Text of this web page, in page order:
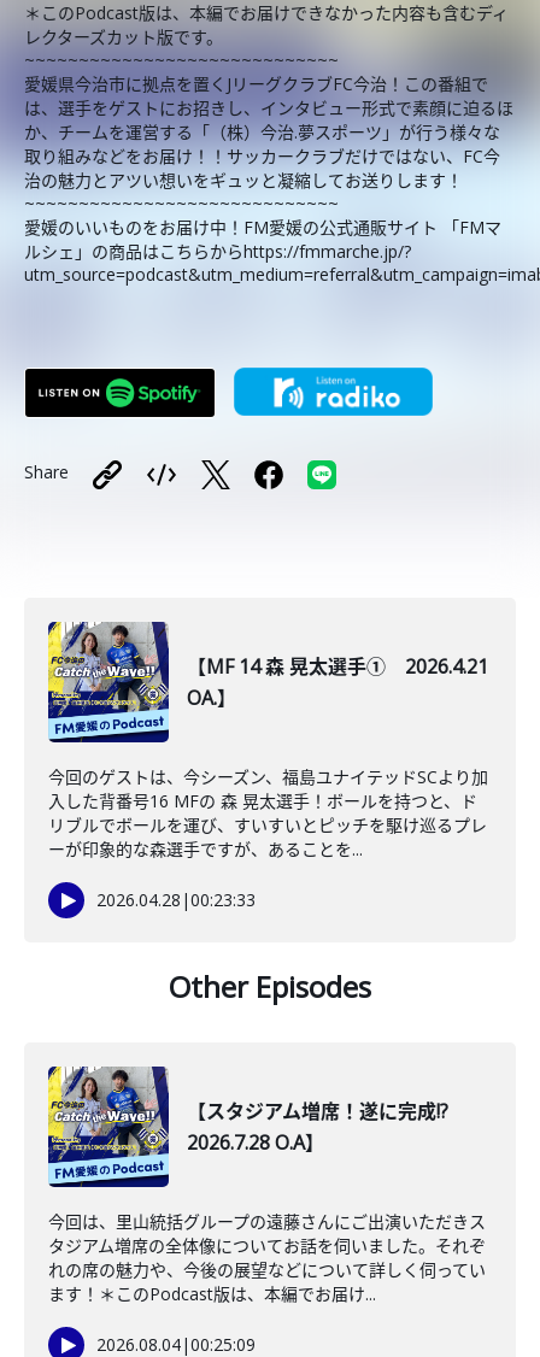
＊このPodcast版は、本編でお届けできなかった内容も含むディ
レクターズカット版です。
~~~~~~~~~~~~~~~~~~~~~~~~~~~~~
愛媛県今治市に拠点を置くJリーグクラブFC今治！この番組で
は、選手をゲストにお招きし、インタビュー形式で素顔に迫るほ
か、チームを運営する「（株）今治.夢スポーツ」が行う様々な
取り組みなどをお届け！！サッカークラブだけではない、FC今
治の魅力とアツい想いをギュッと凝縮してお送りします！
~~~~~~~~~~~~~~~~~~~~~~~~~~~~~
愛媛のいいものをお届け中！FM愛媛の公式通販サイト 「FMマ
ルシェ」の商品はこちらからhttps://fmmarche.jp/?
Share
【MF 14 森 晃太選手① 2026.4.21
OA.】
今回のゲストは、今シーズン、福島ユナイテッドSCより加
入した背番号16 MFの 森 晃太選手！ボールを持つと、ド
リブルでボールを運び、すいすいとピッチを駆け巡るプレ
ーが印象的な森選手ですが、あることを...
2026.04.28 |00:23:33
Other Episodes
【スタジアム増席！遂に完成!?
2026.7.28 O.A】
今回は、里山統括グループの遠藤さんにご出演いただきス
タジアム増席の全体像についてお話を伺いました。それぞ
れの席の魅力や、今後の展望などについて詳しく伺ってい
ます！＊このPodcast版は、本編でお届け...
2026.08.04|00:25:09